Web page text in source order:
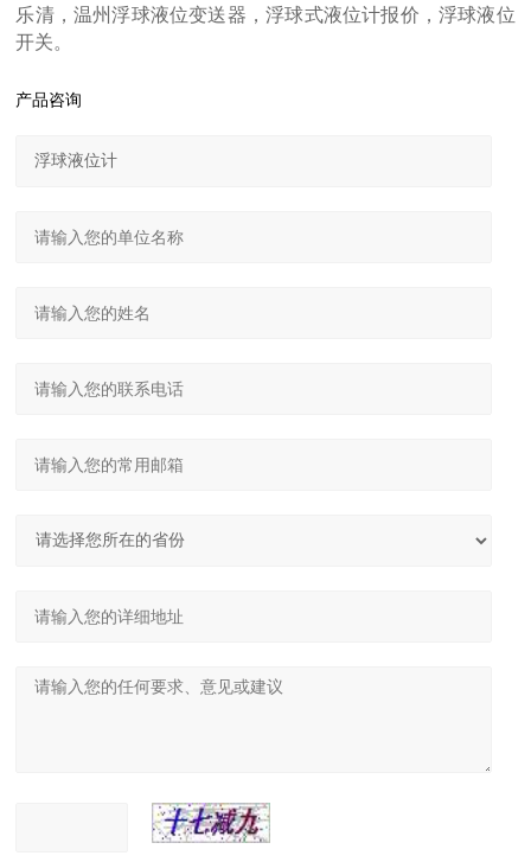
乐清，温州浮球液位变送器，浮球式液位计报价，浮球液位
开关。
产品咨询